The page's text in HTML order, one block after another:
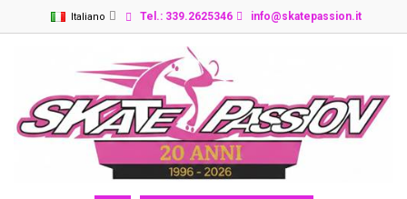
Italiano Tel.: 339.2625346 info@skatepassion.it